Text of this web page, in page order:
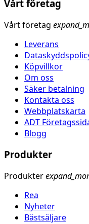
Vårt företag
Vårt företag
Leverans
Köpvillkor
Om oss
Säker betalning
Kontakta oss
Webbplatskarta
ADT
Blogg
Produkter
Produkter
Rea
Nyheter
Bästsäljare